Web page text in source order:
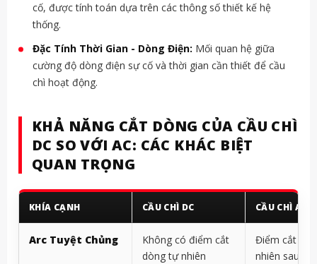
cố, được tính toán dựa trên các thông số thiết kế hệ
thống.
Đặc Tính Thời Gian - Dòng Điện: Mối quan hệ giữa
cường độ dòng điện sự cố và thời gian cần thiết để cầu
chì hoạt động.
KHẢ NĂNG CẮT DÒNG CỦA CẦU CHÌ
DC SO VỚI AC: CÁC KHÁC BIỆT
QUAN TRỌNG
KHÍA CẠNH CẦU CHÌ DC CẦU CHÌ AC
Arc Tuyệt Chủng
Không có điểm cắt
dòng tự nhiên
Điểm cắt
nhiên sau